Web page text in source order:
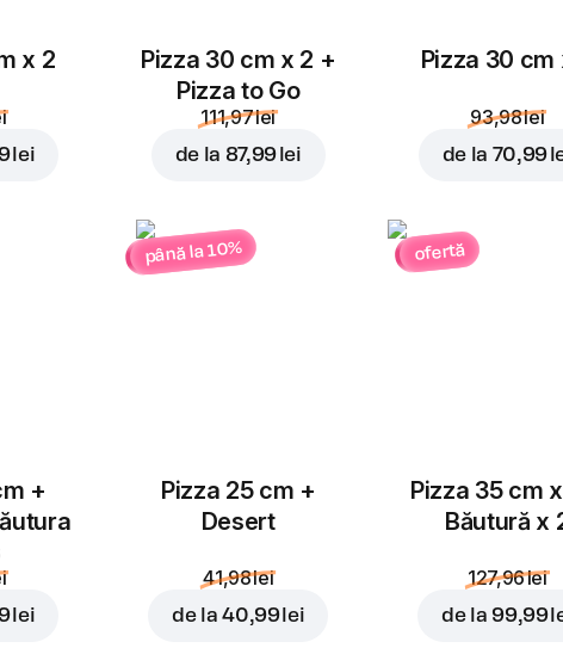
x 2
lei
Pizza 30 cm x 2 +
Pizza to Go
111,97 lei
de la 87,99 lei
Pizza 30 cm
93,98 lei
de la 70,99
+
lei
până la 10%
Pizza 25 cm +
Desert
41,98 lei
de la40,99 lei
ofertă
Pizza 35 cm
Băutură x
127,96 lei
de la 99,99